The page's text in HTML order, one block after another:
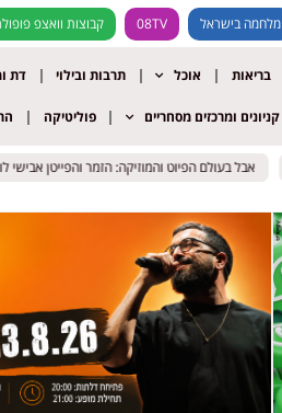
מלחמה בישראל 08TV קבוצות וואצפ
בריאות אוכל תרבות ובילוי דת
קניונים ומרכזים מסחריים פוליטיקה
אבל בעולם הפיוט והמוזיקה: הזמר והפייטן אבישי לוי
אבל בעולם הפיוט והמוזיקה: הזמר והפייטן אבישי לוי